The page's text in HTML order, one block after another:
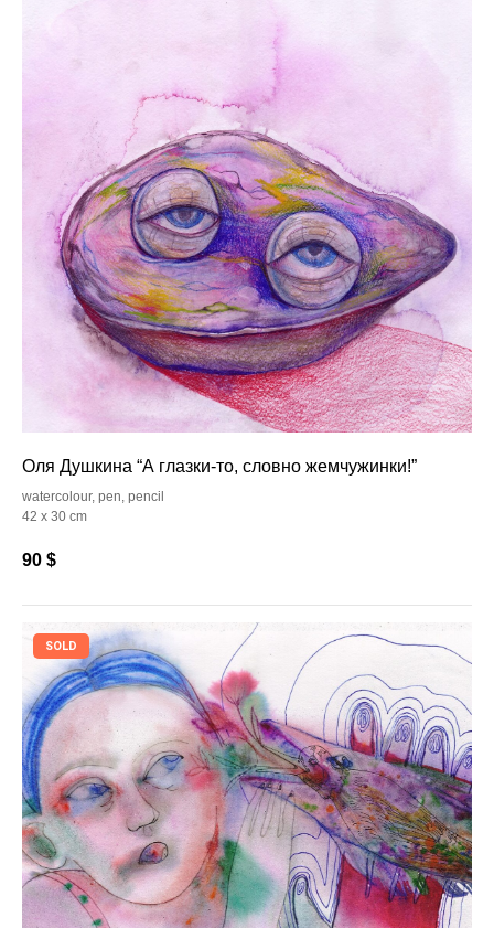
Оля Душкина “А глазки-то, словно жемчужинки!”
watercolour, pen, pencil
42 х 30 cm
90 $
SOLD